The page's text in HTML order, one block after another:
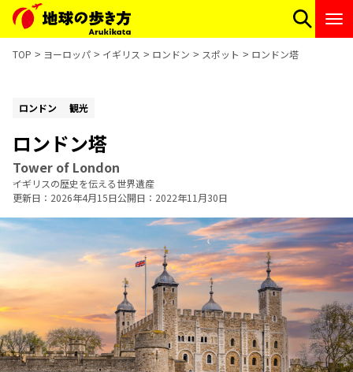
TOP ヨーロッパ イギリス ロンドン スポット ロンドン塔
ロンドン 観光
ロンドン塔
Tower of London
イギリスの歴史を伝える世界遺産
更新日
2026年4月15日公開日 2022年11月30日